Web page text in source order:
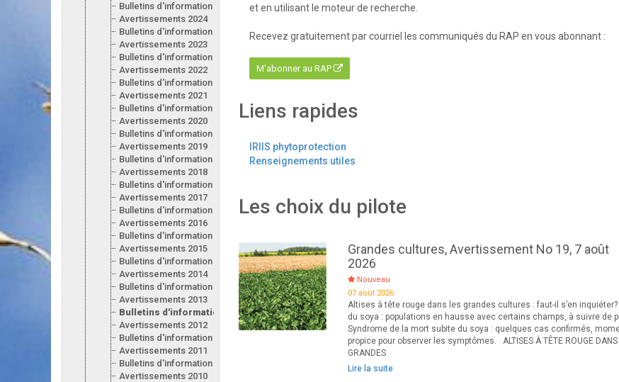
Bulletins d'information 2025
Avertissements 2024
Bulletins d'information 2024
Avertissements 2023
Bulletins d'information 2023
Avertissements 2022
Bulletins d'information 2022
Avertissements 2021
Bulletins d'information 2021
Avertissements 2020
Bulletins d'information 2020
Avertissements 2019
Bulletins d'information 2019
Avertissements 2018
Bulletins d'information 2018
Avertissements 2017
Bulletins d'information 2017
Avertissements 2016
Bulletins d'information 2016
Avertissements 2015
Bulletins d'information 2015
Avertissements 2014
Bulletins d'information 2014
Avertissements 2013
Bulletins d'information 2013
Avertissements 2012
Bulletins d'information 2012
Avertissements 2011
Bulletins d'information 2011
Avertissements 2010
et en utilisant le moteur de recherche.
Recevez gratuitement par courriel les communiqués du RAP en vous abonnant :
M'abonner au RAP
Liens rapides
IRIIS phytoprotection
Renseignements utiles
Les choix du pilote
Grandes cultures, Avertissement No 19, 7 août
2026
Nouveau
07 août 2026
Altises à tête rouge dans les grandes cultures : faut-il s’en inquiéter?
du soya : populations en hausse avec certains champs, à suivre de
Syndrome de la mort subite du soya : quelques cas confirmés,
propice pour observer les symptômes. ALTISES À TÊTE ROUGE DANS
GRANDES
Lire la suite